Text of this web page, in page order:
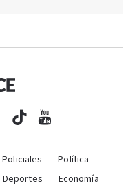
Policiales
Política
Deportes Economía